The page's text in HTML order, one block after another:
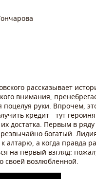
рассказывает
внимания,
поцелуя руки. Впрочем,
кредит - тут
достатка. Первым в
богатый.
а когда правда
на первый взгляд:
своей возлюбленной.